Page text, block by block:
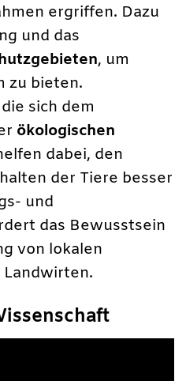
ergriffen. Dazu
und das
, um
zu bieten.
sich dem
ökologischen
dabei, den
der Tiere besser
und
das Bewusstsein
von lokalen
Landwirten.